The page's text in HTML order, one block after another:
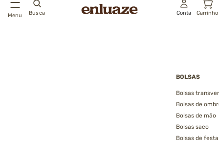
Menu Busca
BOLSAS
Bolsas
Bolsas de
Bolsas de mão
Bolsas saco
Bolsas de festa
Conta Carrinho